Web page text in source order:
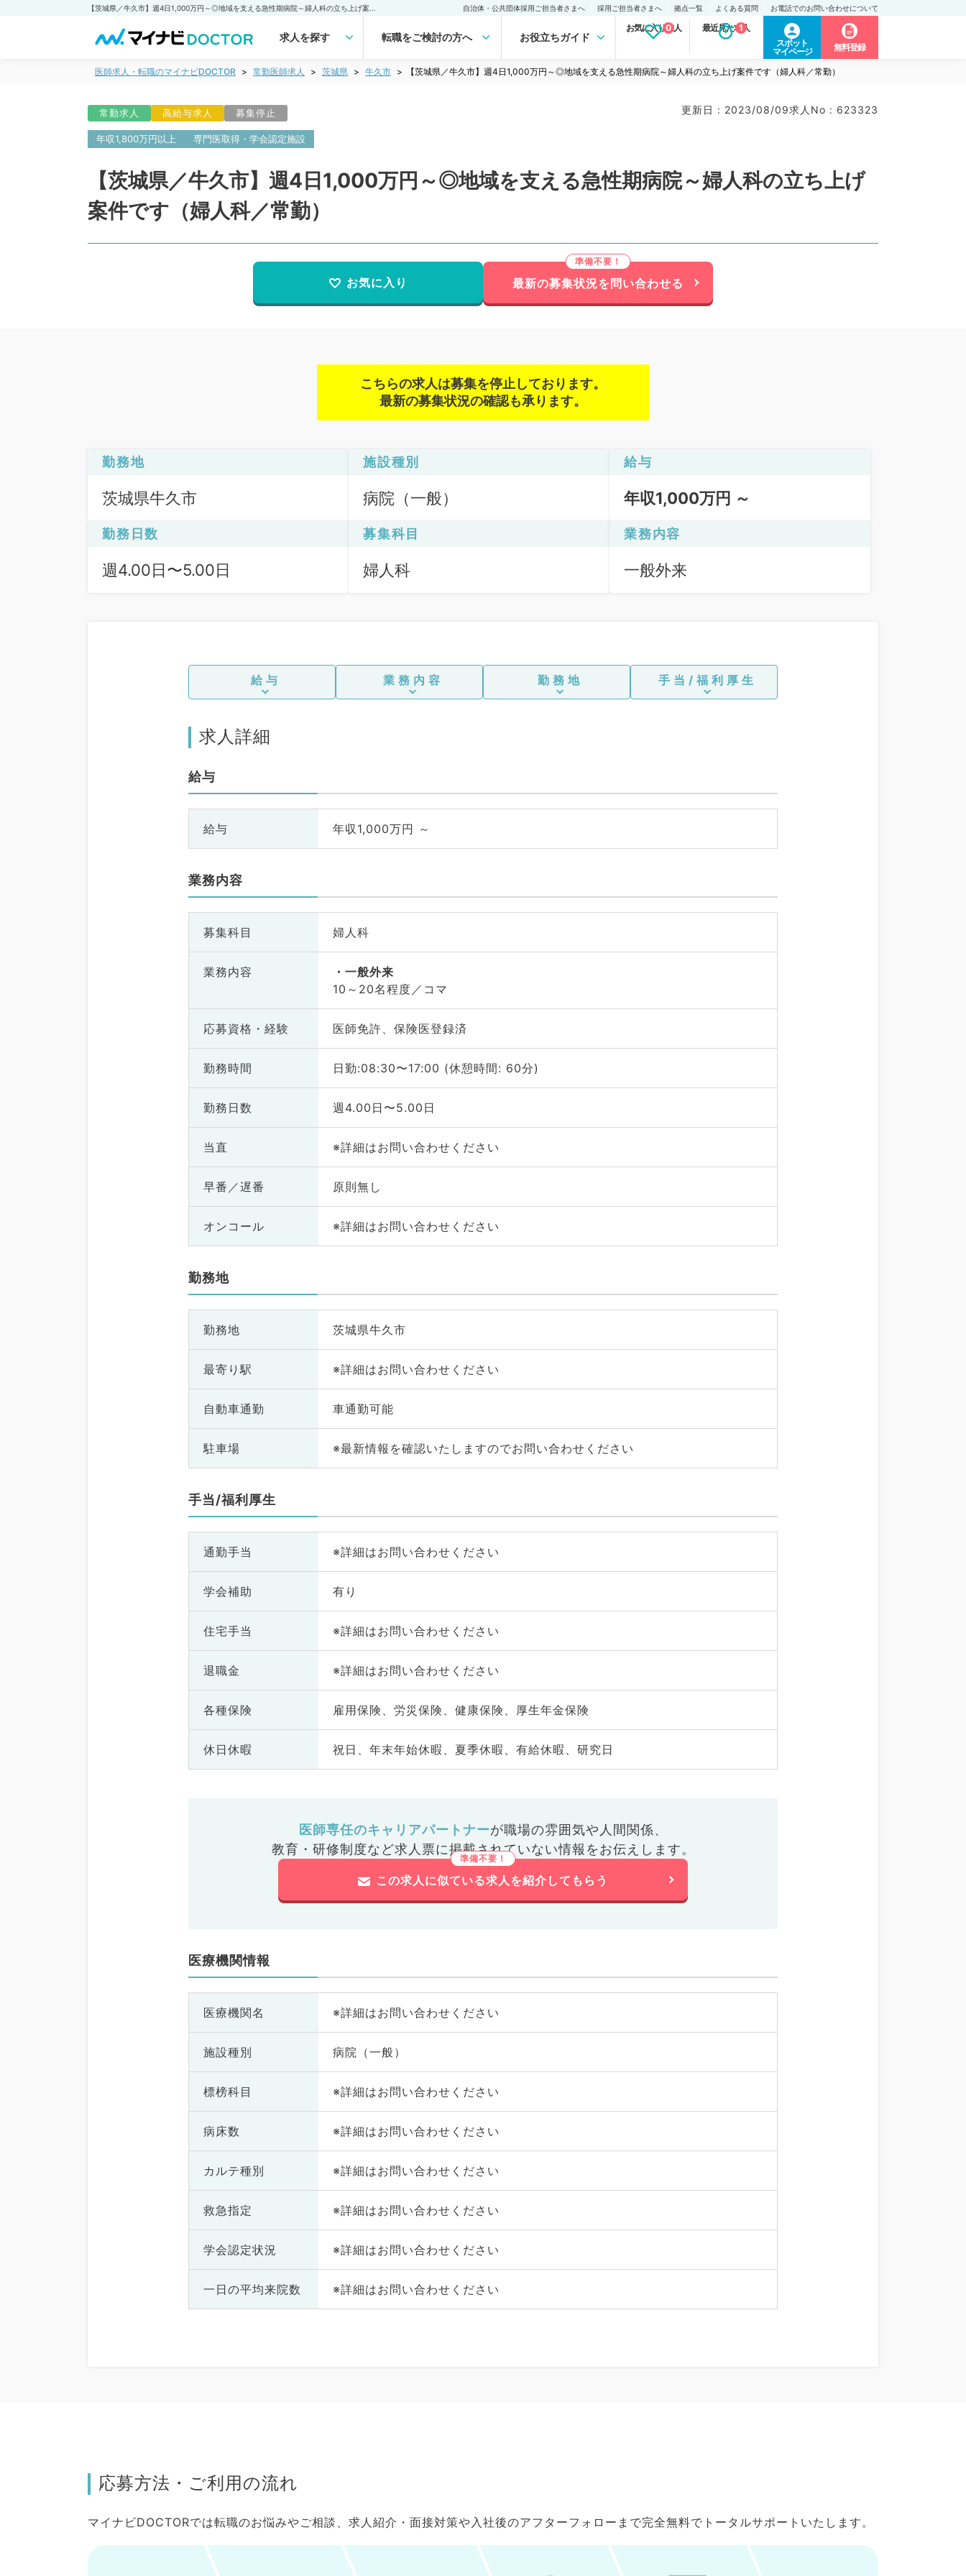
自治体・公共団体採用ご担当者さまへ 採用ご担当者さまへ 拠点一覧 よくある質問 お電話でのお問い合わせについて
求人を探す 転職をご検討の方へ お役立ちガイド
お気に入り求人
0 最近見た求人
1
スポット
マイページ
無料登録
医師求人・転職のマイナビDOCTOR 常勤医師求人 茨城県 牛久市 【茨城県／牛久市】週4日1,000万円～◎地域を支える急性期病院～婦人科の立ち上げ案件です（婦人科／常勤）
常勤求人 高給与求人 募集停止 更新日 : 2023/08/09求人No : 623323
年収1,800万円以上 専門医取得・学会認定施設
【茨城県／牛久市】週4日1,000万円～◎地域を支える急性期病院～婦人科の立ち上げ
案件です（婦人科／常勤）
お気に入り 最新の募集状況を問い合わせる
こちらの求人は募集を停止しております。
最新の募集状況の確認も承ります。
勤務地
茨城県牛久市
施設種別
病院（一般）
給与
年収1,000万円 ～
勤務日数
週4.00日〜5.00日
募集科目
婦人科
業務内容
一般外来
給与 業務内容 勤務地 手当/福利厚生
求人詳細
給与
給与 年収1,000万円 ～
業務内容
募集科目 婦人科
業務内容
一般外来
10～20名程度／コマ
応募資格・ 経験 医師免許、保険医登録済
勤務時間 日勤:08:30〜17:00 (休憩時間: 60分)
勤務日数 週4.00日〜5.00日
当直 ※詳細はお問い合わせください
早番／遅番 原則無し
オンコール ※詳細はお問い合わせください
勤務地
勤務地 茨城県牛久市
最寄り駅 ※詳細はお問い合わせください
自動車通勤 車通勤可能
駐車場 ※最新情報を確認いたしますのでお問い合わせください
手当/福利厚生
通勤手当 ※詳細はお問い合わせください
学会補助 有り
住宅手当 ※詳細はお問い合わせください
退職金 ※詳細はお問い合わせください
各種保険 雇用保険、労災保険、健康保険、厚生年金保険
休日休暇 祝日、年末年始休暇、夏季休暇、有給休暇、研究日
医師専任のキャリアパートナーが職場の雰囲気や人間関係、
教育・研修制度など求人票に掲載されていない情報をお伝えします。
この求人に似ている求人を紹介してもらう
医療機関情報
医療機関名 ※詳細はお問い合わせください
施設種別 病院（一般）
標榜科目 ※詳細はお問い合わせください
病床数 ※詳細はお問い合わせください
カルテ種別 ※詳細はお問い合わせください
救急指定 ※詳細はお問い合わせください
学会認定状況 ※詳細はお問い合わせください
一日の平均来院数 ※詳細はお問い合わせください
応募方法・ご利用の流れ
マイナビDOCTORでは転職のお悩みやご相談、求人紹介・面接対策や入社後のアフターフォローまで完全無料でトータルサポートいたします。